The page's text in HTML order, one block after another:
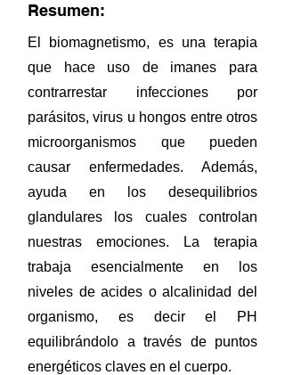
Resumen:
El biomagnetismo, es una terapia
que hace uso de imanes para
contrarrestar infecciones por
parásitos, virus u hongos entre otros
microorganismos que pueden
causar enfermedades. Además,
ayuda en los desequilibrios
glandulares los cuales controlan
nuestras emociones. La terapia
trabaja esencialmente en los
niveles de acides o alcalinidad del
organismo, es decir el PH
equilibrándolo a través de puntos
energéticos claves en el cuerpo.